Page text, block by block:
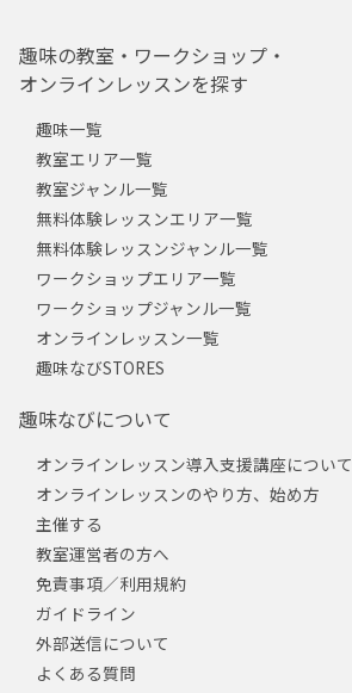
趣味の教室・ワークショップ・
オンラインレッスンを探す
趣味一覧
教室エリア一覧
教室ジャンル一覧
無料体験レッスンエリア一覧
無料体験レッスンジャンル一覧
ワークショップエリア一覧
ワークショップジャンル一覧
オンラインレッスン一覧
趣味なびSTORES
趣味なびについて
オンラインレッスン導入支援講座について
オンラインレッスンのやり方、始め方
主催する
教室運営者の方へ
免責事項／利用規約
ガイドライン
外部送信について
よくある質問